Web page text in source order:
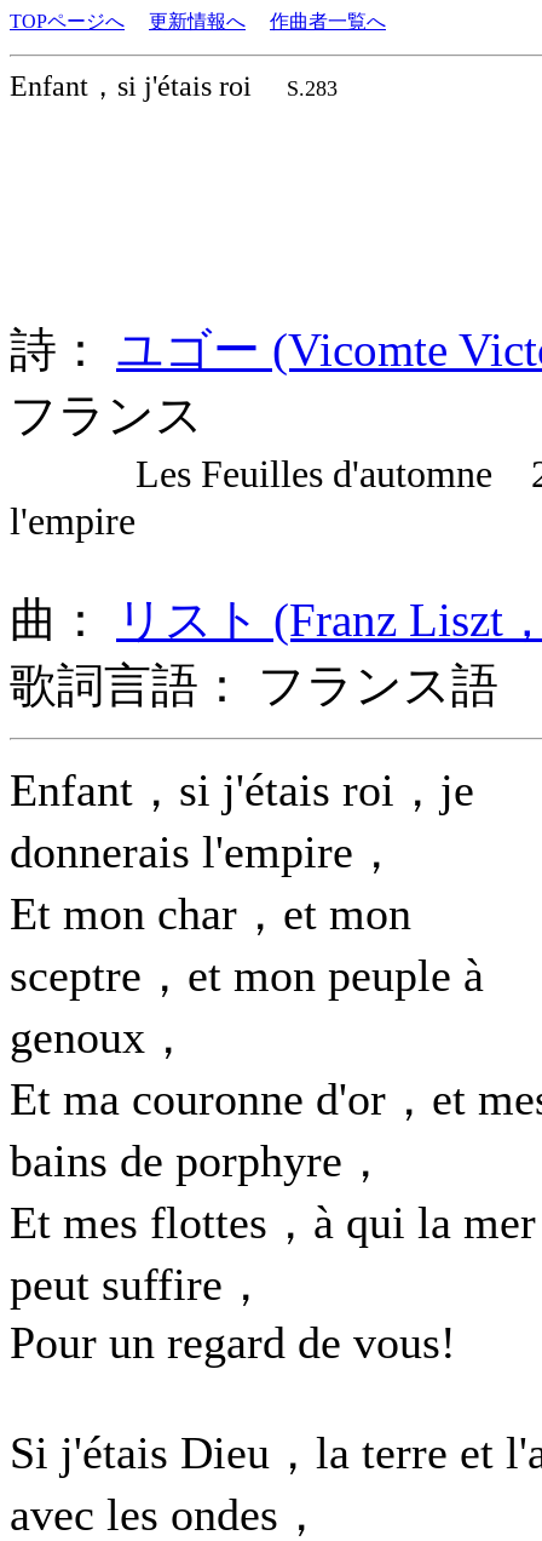
TOPページへ 更新情報へ 作曲者一覧へ
Enfant，si j'étais roi S.283
詩： ユゴー (Vicomte
フランス
Les Feuilles d'automne 22
l'empire
曲：
リスト (Franz Liszt
歌詞言語： フランス語
Enfant，si j'étais roi，je
donnerais l'empire，
Et mon char，et mon
sceptre，et mon peuple à
genoux，
Et ma couronne d'or，et
bains de porphyre，
Et mes flottes，à qui la
peut suffire，
Pour un regard de vous!
Si j'étais Dieu，la terre et
avec les ondes，